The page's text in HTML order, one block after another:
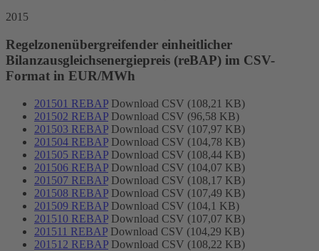
2015
Regelzonenübergreifender einheitlicher
Bilanzausgleichsenergiepreis (reBAP) im CSV-
Format in EUR/MWh
201501 REBAP Download CSV (108,21 KB)
201502 REBAP Download CSV (96,58 KB)
201503 REBAP Download CSV (107,97 KB)
201504 REBAP Download CSV (104,78 KB)
201505 REBAP Download CSV (108,44 KB)
201506 REBAP Download CSV (104,07 KB)
201507 REBAP Download CSV (108,17 KB)
201508 REBAP Download CSV (107,49 KB)
201509 REBAP Download CSV (104,1 KB)
201510 REBAP Download CSV (107,07 KB)
201511 REBAP Download CSV (104,29 KB)
201512 REBAP Download CSV (108,22 KB)